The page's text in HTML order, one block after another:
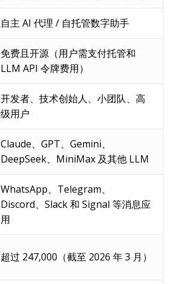
自主 AI 代理 / 自托管数字助手
免费且开源（用户需支付托管和
LLM API 令牌费用）
开发者、技术创始人、小团队、高
级用户
Claude、GPT、Gemini、
DeepSeek、MiniMax 及其他 LLM
WhatsApp、Telegram、
Discord、Slack 和 Signal 等消息应
用
超过 247,000（截至 2026 年 3 月）